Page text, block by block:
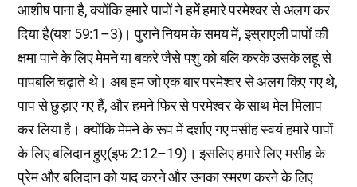
आशीष पाना है, क्योंकि हमारे पापों ने हमें हमारे परमेश्वर से अलग कर
दिया है(यश 59:1–3)। पुराने नियम के समय में, इस्राएली पापों की
क्षमा पाने के लिए मेमने या बकरे जैसे पशु को बलि करके उसके लहू से
पापबलि चढ़ाते थे। अब हम जो एक बार परमेश्वर से अलग किए गए थे,
पाप से छुड़ाए गए हैं, और हमने फिर से परमेश्वर के साथ मेल मिलाप
कर लिया है। क्योंकि मेमने के रूप में दर्शाए गए मसीह स्वयं हमारे पापों
के लिए बलिदान हुए(इफ 2:12–19)। इसलिए हमारे लिए मसीह के
प्रेम और बलिदान को याद करने और उनका स्मरण करने के लिए